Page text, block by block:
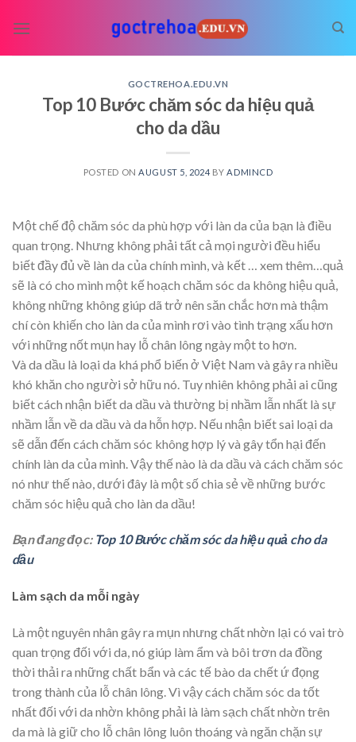
GOCTREHOA.EDU.VN
Top 10 Bước chăm sóc da hiệu quả
cho da dầu
POSTED ON AUGUST 5, 2024 BY ADMINCD
Một chế độ chăm sóc da phù hợp với làn da của bạn là điều
quan trọng. Nhưng không phải tất cả mọi người đều hiểu
biết đầy đủ về làn da của chính mình, và kết
… xem thêm… quả
sẽ là có cho mình một kế hoạch chăm sóc da không hiệu quả,
không những không giúp dã trở nên săn chắc hơn mà thậm
chí còn khiến cho làn da của mình rơi vào tình trạng xấu hơn
với những nốt mụn hay lỗ chân lông ngày một to hơn.
Và da dầu là loại da khá phổ biến ở Việt Nam và gây ra nhiều
khó khăn cho người sở hữu nó. Tuy nhiên không phải ai cũng
biết cách nhận biết da dầu và thường bị nhầm lẫn nhất là sự
nhầm lẫn về da dầu và da hỗn hợp. Nếu nhận biết sai loại da
sẽ dẫn đến cách chăm sóc không hợp lý và gây tổn hại đến
chính làn da của mình. Vậy thế nào là da dầu và cách chăm sóc
nó như thế nào, dưới đây là một số chia sẻ về những bước
chăm sóc hiệu quả cho làn da dầu!
Bạn đang đọc: Top 10 Bước chăm sóc da hiệu quả cho da
dầu
Làm sạch da mỗi ngày
Là một nguyên nhân gây ra mụn nhưng chất nhờn lại có vai trò
quan trọng đối với da, nó giúp làm ẩm và bôi trơn da đồng
thời thải ra những chất bẩn và các tế bào da chết ứ đọng
trong thành của lỗ chân lông. Vì vậy cách chăm sóc da tốt
nhất đối với da nhờn không phải là làm sạch chất nhờn trên
da mà là giữ cho lỗ chân lông luôn thoáng và ngăn chặn sự